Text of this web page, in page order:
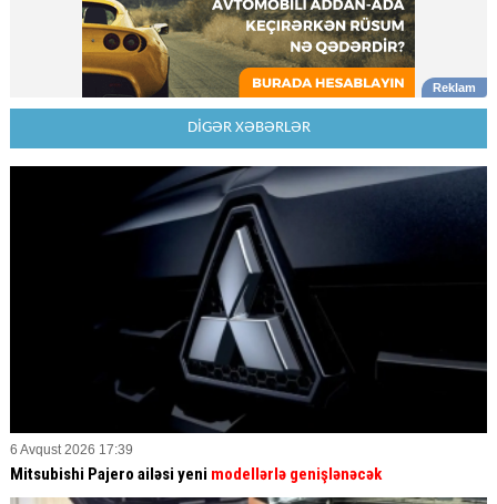
DİGƏR XƏBƏRLƏR
6 Avqust 2026 17:39
Mitsubishi Pajero ailəsi yeni modellərlə genişlənəcək